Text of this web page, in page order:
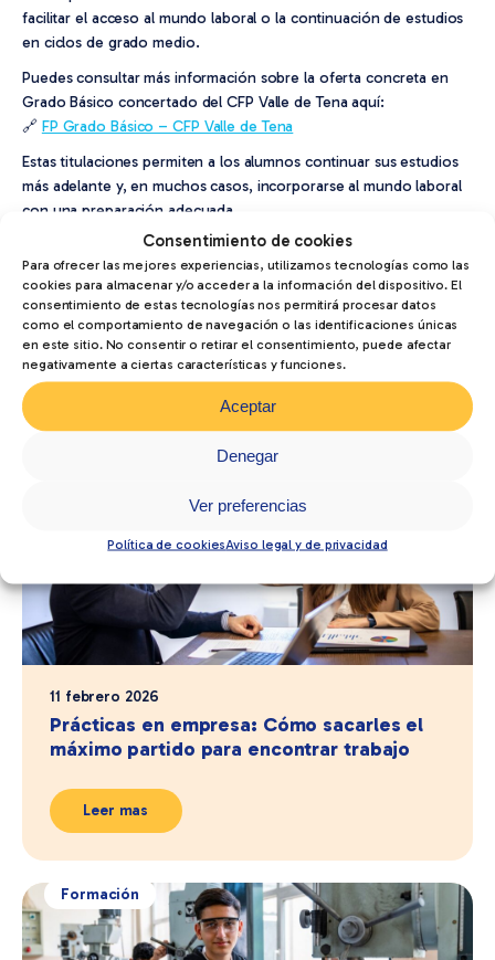
Consentimiento de cookies
Para ofrecer las mejores experiencias, utilizamos tecnologías como las
cookies para almacenar y/o acceder a la información del dispositivo. El
consentimiento de estas tecnologías nos permitirá procesar datos
como el comportamiento de navegación o las identificaciones únicas
en este sitio. No consentir o retirar el consentimiento, puede afectar
negativamente a ciertas características y funciones.
Aceptar
Denegar
Ver preferencias
Política de cookiesAviso legal y de privacidad
facilitar el acceso al mundo laboral o la continuación de estudios
en ciclos de grado medio.
Puedes consultar más información sobre la oferta concreta en
Grado Básico concertado del CFP Valle de Tena aquí:
🔗 FP Grado Básico – CFP Valle de Tena
Estas titulaciones permiten a los alumnos continuar sus estudios
más adelante y, en muchos casos, incorporarse al mundo laboral
con una preparación adecuada.
Además, si tienes dudas o quieres saber sipuedo hacer un FP sin
la ESOen tu caso particular, puedes visitar la web del centro y
contactar con el equipo de secretaría:
🔗fpvalledetena.com
Artículosrelacionados
11 febrero 2026
Prácticas en empresa: Cómo sacarles el
máximo partido para encontrar trabajo
Leer mas
Formación